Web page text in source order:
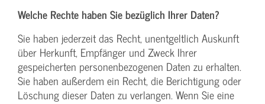
Welche Rechte haben Sie bezüglich Ihrer Daten?
Sie haben jederzeit das Recht, unentgeltlich Auskunft
über Herkunft, Empfänger und Zweck Ihrer
gespeicherten personenbezogenen Daten zu erhalten.
Sie haben außerdem ein Recht, die Berichtigung oder
Löschung dieser Daten zu verlangen. Wenn Sie eine